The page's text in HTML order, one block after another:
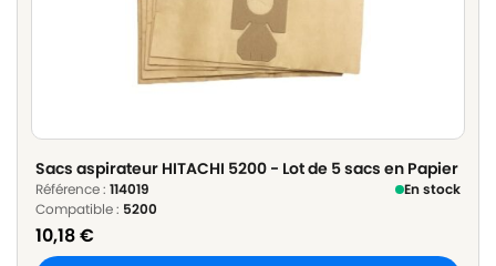
Sacs aspirateur HITACHI 5200 - Lot de 5 sacs en Papier
Référence : 114019
En stock
Compatible : 5200
10,18€